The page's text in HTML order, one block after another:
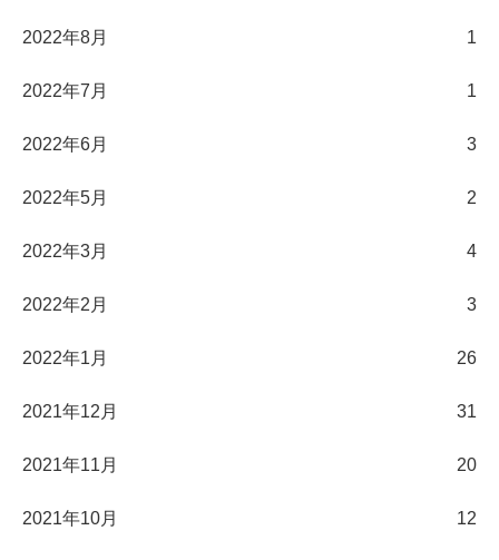
2022年8月 1
2022年7月 1
2022年6月 3
2022年5月 2
2022年3月 4
2022年2月 3
2022年1月 26
2021年12月 31
2021年11月 20
2021年10月 12